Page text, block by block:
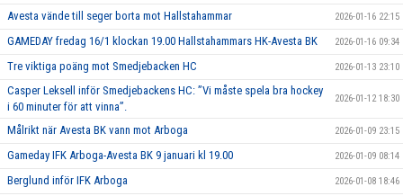
Avesta vände till seger borta mot Hallstahammar 2026-01-16 22:15
GAMEDAY fredag 16/1 klockan 19.00 Hallstahammars HK-Avesta BK 2026-01-16 09:34
Tre viktiga poäng mot Smedjebacken HC 2026-01-13 23:10
Casper Leksell inför Smedjebackens HC: ”Vi måste spela bra hockey
i 60 minuter för att vinna”.
2026-01-12 18:30
Målrikt när Avesta BK vann mot Arboga 2026-01-09 23:15
Gameday IFK Arboga-Avesta BK 9 januari kl 19.00 2026-01-09 08:14
Berglund inför IFK Arboga 2026-01-08 18:46